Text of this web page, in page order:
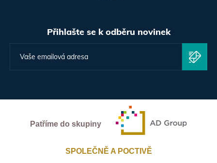
Přihlašte se k odběru novinek
Patříme do skupiny
SPOLEČNĚ A POCTIVĚ